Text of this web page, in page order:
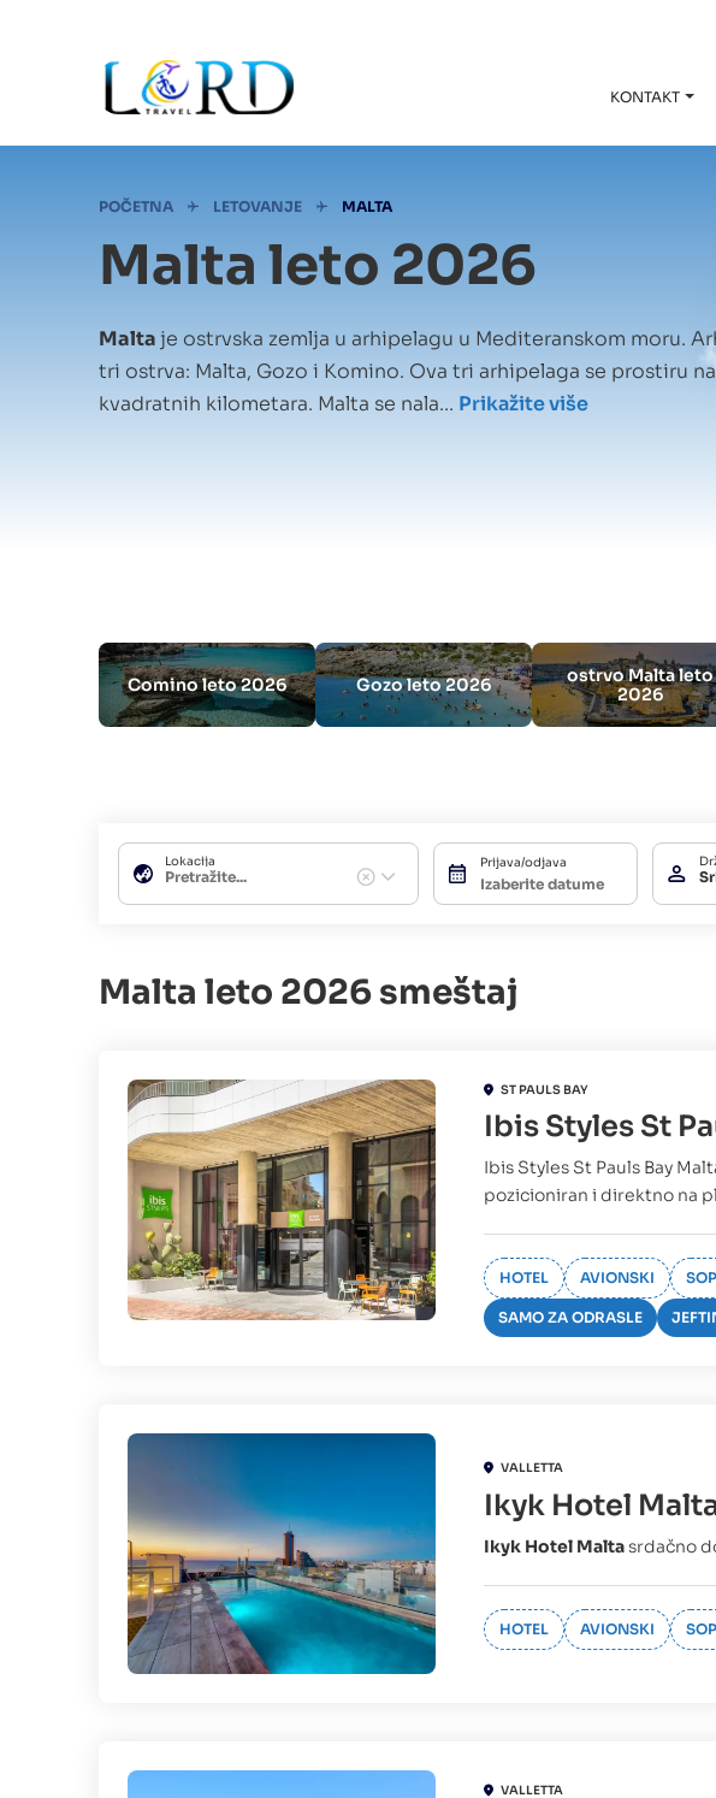
KONTAKT
Mrvice
POČETNA LETOVANJE MALTA
Malta leto 2026
Malta je ostrvska zemlja u arhipelagu u Mediteranskom moru.
tri ostrva: Malta, Gozo i Komino. Ova tri arhipelaga se prostiru
kvadratnih kilometara. Malta se nala... Prikažite više
Comino leto 2026 Gozo leto 2026
ostrvo Malta leto
2026
Lokacija Prijava/odjava
Malta leto 2026 smeštaj
ST PAULS BAY
Ibis Styles St
Ibis Styles St Pauls Bay
pozicioniran i direktno na
HOTEL AVIONSKI
SAMO ZA ODRASLE
VALLETTA
Ikyk Hotel
Ikyk Hotel Maltasrdačno
HOTEL AVIONSKI
VALLETTA